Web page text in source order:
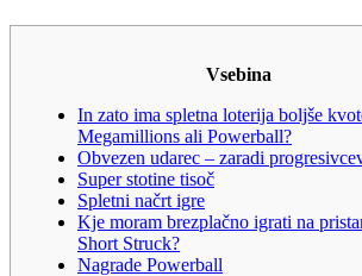
Vsebina
In zato ima spletna loterija boljše
Megamillions ali Powerball?
Obvezen udarec – zaradi
Super stotine tisoč
Spletni načrt igre
Kje moram brezplačno igrati na
Short Struck?
Nagrade Powerball